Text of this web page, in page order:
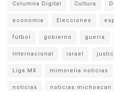
Columna Digital Cultura
economia Elecciones
fútbol gobierno guerra
Internacional israel
Liga MX mimorelia noticias
noticias noticias michoacan